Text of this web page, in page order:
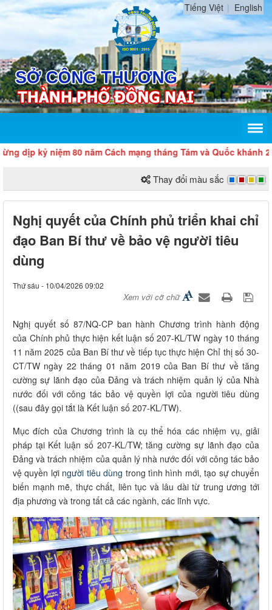
Tiếng Việt English
kỷ niệm 80 năm Cách mạng tháng Tám và Quốc khánh 2/9
Thay đổi màu sắc
Nghị quyết của Chính phủ triển khai chỉ
đạo Ban Bí thư về bảo vệ người tiêu
dùng
Thứ sáu - 10/04/2026 09:02
Xem với cỡ chữ
Nghị quyết số 87/NQ-CP ban hành Chương trình hành động
của Chính phủ thực hiện kết luận số 207-KL/TW ngày 10 tháng
11 năm 2025 của Ban Bí thư về tiếp tục thực hiện Chỉ thị số 30-
CT/TW ngày 22 tháng 01 năm 2019 của Ban Bí thư về tăng
cường sự lãnh đạo của Đảng và trách nhiệm quản lý của Nhà
nước đối với công tác bảo vệ quyền lợi của người tiêu dùng
((sau đây gọi tắt là Kết luận số 207-KL/TW).
Mục đích của Chương trình là cụ thể hóa các nhiệm vụ, giải
pháp tại Kết luận số 207-KL/TW; tăng cường sự lãnh đạo của
Đảng và trách nhiệm của quản lý nhà nước đối với công tác bảo
vệ quyền lợi người tiêu dùng trong tình hình mới, tạo sự chuyển
biến mạnh mẽ, thực chất, liên tục và lâu dài từ trung ương tới
địa phương và trong tất cả các ngành, các lĩnh vực.